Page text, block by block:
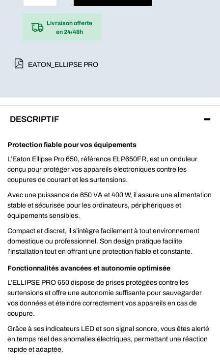
Livraison offerte
en 24/48h
EATON_ELLIPSE PRO
DESCRIPTIF
Protection fiable pour vos équipements
L’Eaton Ellipse Pro 650, référence ELP650FR, est un onduleur
conçu pour protéger vos appareils électroniques contre les
coupures de courant et les surtensions.
Avec une puissance de 650 VA et 400 W, il assure une alimentation
stable et sécurisée pour les ordinateurs, périphériques et
équipements sensibles.
Compact et discret, il s’intègre facilement à tout environnement
domestique ou professionnel. Son design pratique facilite
l’installation tout en offrant une protection fiable et constante.
Fonctionnalités avancées et autonomie optimisée
L’ELLIPSE PRO 650 dispose de prises protégées contre les
surtensions et offre une autonomie suffisante pour sauvegarder
vos données et éteindre correctement vos appareils en cas de
coupure.
Grâce à ses indicateurs LED et son signal sonore, vous êtes alerté
en temps réel des anomalies électriques, permettant une réaction
rapide et adaptée.